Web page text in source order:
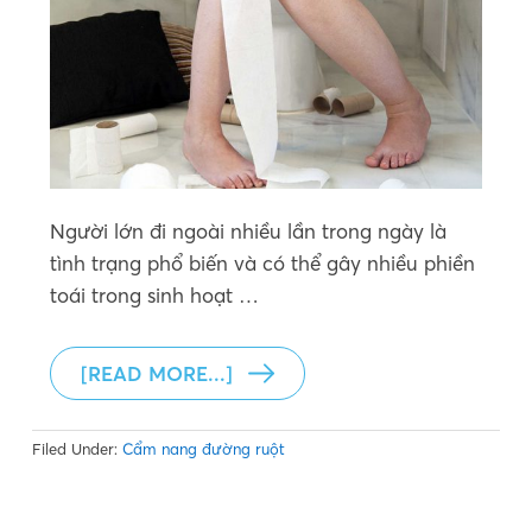
Người lớn đi ngoài nhiều lần trong ngày là
tình trạng phổ biến và có thể gây nhiều phiền
toái trong sinh hoạt …
[READ MORE...]
Filed Under:Cẩm nang đường ruột